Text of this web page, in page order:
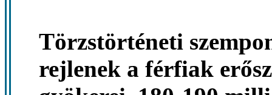
Törzstörténeti
rejlenek a férfiak